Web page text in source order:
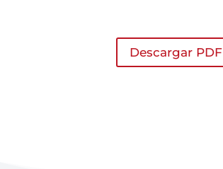
Descargar PDF